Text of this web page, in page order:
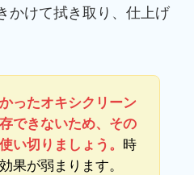
かけて拭き取り、仕上げ
ったオキシクリーン
できないため、その
い切りましょう。 時
果が弱まります。